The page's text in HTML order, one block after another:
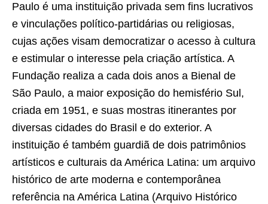
Paulo é uma instituição privada sem fins lucrativos
e vinculações político-partidárias ou religiosas,
cujas ações visam democratizar o acesso à cultura
e estimular o interesse pela criação artística. A
Fundação realiza a cada dois anos a Bienal de
São Paulo, a maior exposição do hemisfério Sul,
criada em 1951, e suas mostras itinerantes por
diversas cidades do Brasil e do exterior. A
instituição é também guardiã de dois patrimônios
artísticos e culturais da América Latina: um arquivo
histórico de arte moderna e contemporânea
referência na América Latina (Arquivo Histórico